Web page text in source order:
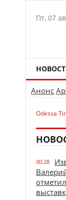
Пт, 07
Анонс
Odessa
00:28